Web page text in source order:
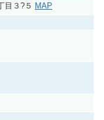
目３?５ MAP